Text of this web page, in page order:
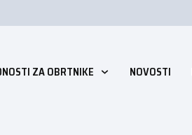
ZA OBRTNIKE NOVOSTI